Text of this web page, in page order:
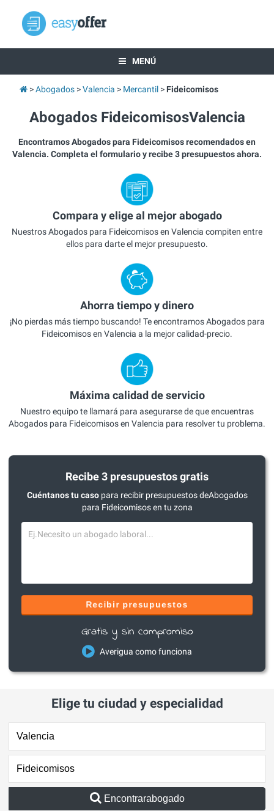
MENÚ
Abogados Valencia Mercantil Fideicomisos
Abogados FideicomisosValencia
Encontramos Abogados para Fideicomisos recomendados en
Valencia. Completa el formulario y recibe 3 presupuestos ahora.
Compara y elige al mejor abogado
Nuestros Abogados para Fideicomisos en Valencia compiten entre
ellos para darte el mejor presupuesto.
Ahorra tiempo y dinero
¡No pierdas más tiempo buscando! Te encontramos Abogados para
Fideicomisos en Valencia a la mejor calidad-precio.
Máxima calidad de servicio
Nuestro equipo te llamará para asegurarse de que encuentras
Abogados para Fideicomisos en Valencia para resolver tu problema.
Recibe 3 presupuestos gratis
Cuéntanos tu casopara recibir presupuestos deAbogados
para Fideicomisos en tu zona
Recibir presupuestos
Gratis y sin compromiso
Averigua como funciona
Elige tu ciudad y especialidad
Encontrarabogado